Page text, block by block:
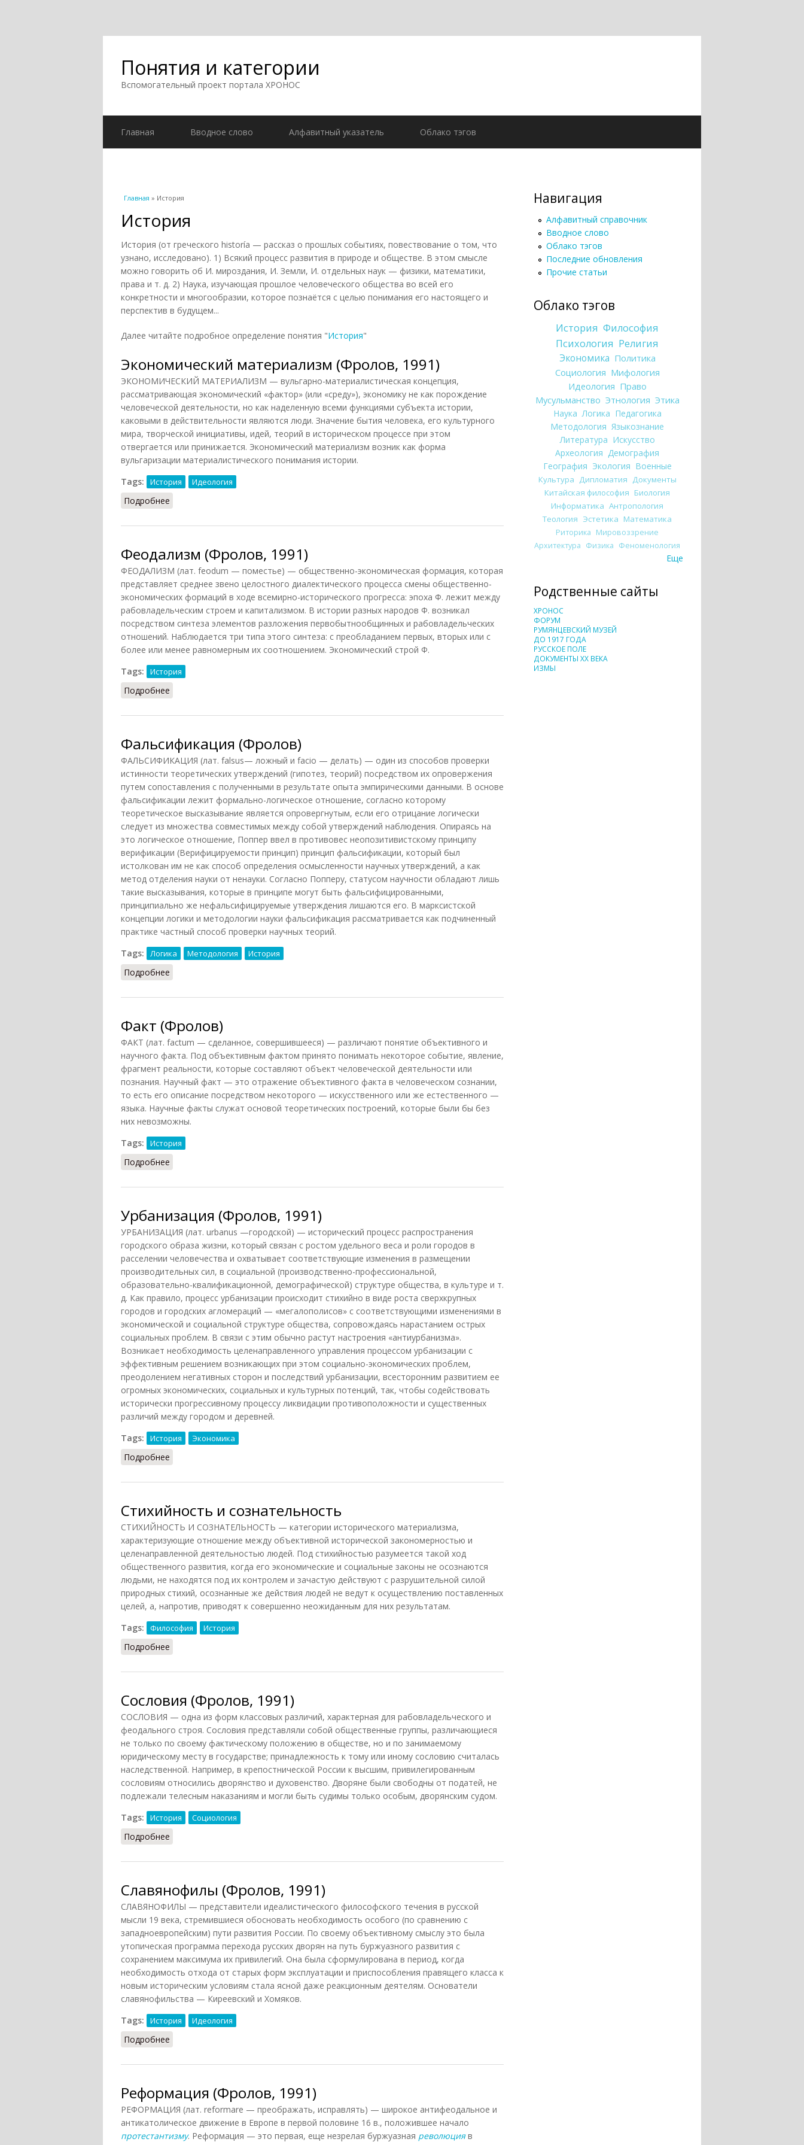
Понятия и категории
Вспомогательный проект портала ХРОНОС
Главная Вводное слово Алфавитный указатель Облако тэгов
Вы здесь
Главная » История
История
История (от греческого historía — рассказ о прошлых событиях, повествование о том, что
узнано, исследовано). 1) Всякий процесс развития в природе и обществе. В этом смысле
можно говорить об И. мироздания, И. Земли, И. отдельных наук — физики, математики,
права и т. д. 2) Наука, изучающая прошлое человеческого общества во всей его
конкретности и многообразии, которое познаётся с целью понимания его настоящего и
перспектив в будущем...
Далее читайте подробное определение понятия "История"
Экономический материализм (Фролов, 1991)
ЭКОНОМИЧЕСКИЙ МАТЕРИАЛИЗМ — вульгарно-материалистическая концепция,
рассматривающая экономический «фактор» (или «среду»), экономику не как порождение
человеческой деятельности, но как наделенную всеми функциями субъекта истории,
каковыми в действительности являются люди. Значение бытия человека, его культурного
мира, творческой инициативы, идей, теорий в историческом процессе при этом
отвергается или принижается. Экономический материализм возник как форма
вульгаризации материалистического понимания истории.
Tags:
История Идеология
Подробнее
Феодализм (Фролов, 1991)
ФЕОДАЛИЗМ (лат. feodum — поместье) — общественно-экономическая формация, которая
представляет среднее звено целостного диалектического процесса смены общественно-
экономических формаций в ходе всемирно-исторического прогресса: эпоха Ф. лежит между
рабовладельческим строем и капитализмом. В истории разных народов Ф. возникал
посредством синтеза элементов разложения первобытнообщинных и рабовладельческих
отношений. Наблюдается три типа этого синтеза: с преобладанием первых, вторых или с
более или менее равномерным их соотношением. Экономический строй Ф.
Tags:
История
Подробнее
Фальсификация (Фролов)
ФАЛЬСИФИКАЦИЯ (лат. falsus— ложный и facio — делать) — один из способов проверки
истинности теоретических утверждений (гипотез, теорий) посредством их опровержения
путем сопоставления с полученными в результате опыта эмпирическими данными. В основе
фальсификации лежит формально-логическое отношение, согласно которому
теоретическое высказывание является опровергнутым, если его отрицание логически
следует из множества совместимых между собой утверждений наблюдения. Опираясь на
это логическое отношение, Поппер ввел в противовес неопозитивистскому принципу
верификации (Верифицируемости принцип) принцип фальсификации, который был
истолкован им не как способ определения осмысленности научных утверждений, а как
метод отделения науки от ненауки. Согласно Попперу, статусом научности обладают лишь
такие высказывания, которые в принципе могут быть фальсифицированными,
принципиально же нефальсифицируемые утверждения лишаются его. В марксистской
концепции логики и методологии науки фальсификация рассматривается как подчиненный
практике частный способ проверки научных теорий.
Tags:
Логика Методология История
Подробнее
Факт (Фролов)
ФАКТ (лат. factum — сделанное, совершившееся) — различают понятие объективного и
научного факта. Под объективным фактом принято понимать некоторое событие, явление,
фрагмент реальности, которые составляют объект человеческой деятельности или
познания. Научный факт — это отражение объективного факта в человеческом сознании,
то есть его описание посредством некоторого — искусственного или же естественного —
языка. Научные факты служат основой теоретических построений, которые были бы без
них невозможны.
Tags:
История
Подробнее
Урбанизация (Фролов, 1991)
УРБАНИЗАЦИЯ (лат. urbanus —городской) — исторический процесс распространения
городского образа жизни, который связан с ростом удельного веса и роли городов в
расселении человечества и охватывает соответствующие изменения в размещении
производительных сил, в социальной (производственно-профессиональной,
образовательно-квалификационной, демографической) структуре общества, в культуре и т.
д. Как правило, процесс урбанизации происходит стихийно в виде роста сверхкрупных
городов и городских агломераций — «мегалополисов» с соответствующими изменениями в
экономической и социальной структуре общества, сопровождаясь нарастанием острых
социальных проблем. В связи с этим обычно растут настроения «антиурбанизма».
Возникает необходимость целенаправленного управления процессом урбанизации с
эффективным решением возникающих при этом социально-экономических проблем,
преодолением негативных сторон и последствий урбанизации, всесторонним развитием ее
огромных экономических, социальных и культурных потенций, так, чтобы содействовать
исторически прогрессивному процессу ликвидации противоположности и существенных
различий между городом и деревней.
Tags:
История Экономика
Подробнее
Стихийность и сознательность
СТИХИЙНОСТЬ И СОЗНАТЕЛЬНОСТЬ — категории исторического материализма,
характеризующие отношение между объективной исторической закономерностью и
целенаправленной деятельностью людей. Под стихийностью разумеется такой ход
общественного развития, когда его экономические и социальные законы не осознаются
людьми, не находятся под их контролем и зачастую действуют с разрушительной силой
природных стихий, осознанные же действия людей не ведут к осуществлению поставленных
целей, а, напротив, приводят к совершенно неожиданным для них результатам.
Tags:
Философия История
Подробнее
Сословия (Фролов, 1991)
СОСЛОВИЯ — одна из форм классовых различий, характерная для рабовладельческого и
феодального строя. Сословия представляли собой общественные группы, различающиеся
не только по своему фактическому положению в обществе, но и по занимаемому
юридическому месту в государстве; принадлежность к тому или иному сословию считалась
наследственной. Например, в крепостнической России к высшим, привилегированным
сословиям относились дворянство и духовенство. Дворяне были свободны от податей, не
подлежали телесным наказаниям и могли быть судимы только особым, дворянским судом.
Tags:
История Социология
Подробнее
Славянофилы (Фролов, 1991)
СЛАВЯНОФИЛЫ — представители идеалистического философского течения в русской
мысли 19 века, стремившиеся обосновать необходимость особого (по сравнению с
западноевропейским) пути развития России. По своему объективному смыслу это была
утопическая программа перехода русских дворян на путь буржуазного развития с
сохранением максимума их привилегий. Она была сформулирована в период, когда
необходимость отхода от старых форм эксплуатации и приспособления правящего класса к
новым историческим условиям стала ясной даже реакционным деятелям. Основатели
славянофильства — Киреевский и Хомяков.
Tags:
История Идеология
Подробнее
Реформация (Фролов, 1991)
РЕФОРМАЦИЯ (лат. reformare — преображать, исправлять) — широкое антифеодальное и
антикатолическое движение в Европе в первой половине 16 в., положившее начало
протестантизму. Реформация — это первая, еще незрелая буржуазная революцияв
Навигация
Алфавитный справочник
Вводное слово
Облако тэгов
Последние обновления
Прочие статьи
Облако тэгов
История Философия
Психология Религия
Экономика Политика
Социология Мифология
Идеология Право
Мусульманство Этнология Этика
Наука Логика Педагогика
Методология Языкознание
Литература Искусство
Археология Демография
География Экология Военные
Культура Дипломатия Документы
Китайская философия Биология
Информатика Антропология
Теология Эстетика Математика
Риторика Мировоззрение
Архитектура Физика Феноменология
Еще
Родственные сайты
ХРОНОС
ФОРУМ
РУМЯНЦЕВСКИЙ МУЗЕЙ
ДО 1917 ГОДА
РУССКОЕ ПОЛЕ
ДОКУМЕНТЫ XX ВЕКА
ИЗМЫ